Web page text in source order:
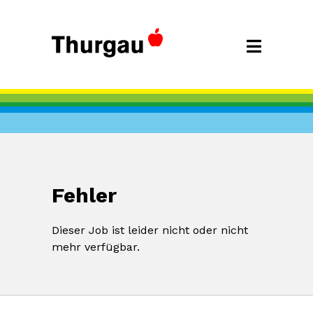
Fehler
Dieser Job ist leider nicht oder nicht
mehr verfügbar.